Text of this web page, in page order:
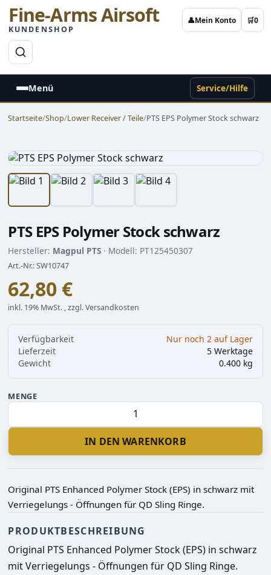
Fine-Arms Airsoft
KUNDENSHOP
👤Mein Konto 🛒0
Menü Service/Hilfe
Startseite/Shop/Lower Receiver / Teile/PTS EPS Polymer Stock schwarz
PTS EPS Polymer Stock schwarz
Hersteller: Magpul PTS · Modell: PT125450307
Art.-Nr.: SW10747
62,80 €
inkl. 19% MwSt. , zzgl. Versandkosten
Verfügbarkeit
Nur noch 2 auf Lager
Lieferzeit
5 Werktage
Gewicht
0.400 kg
MENGE
IN DEN WARENKORB
Original PTS Enhanced Polymer Stock (EPS) in schwarz mit
Verriegelungs - Öffnungen für QD Sling Ringe.
PRODUKTBESCHREIBUNG
Original PTS Enhanced Polymer Stock (EPS) in schwarz
mit Verriegelungs - Öffnungen für QD Sling Ringe.